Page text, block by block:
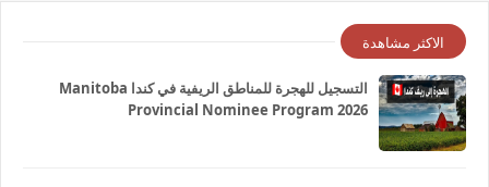
الاكثر مشاهدة
التسجيل للهجرة للمناطق الريفية في كندا Manitoba
Provincial Nominee Program 2026